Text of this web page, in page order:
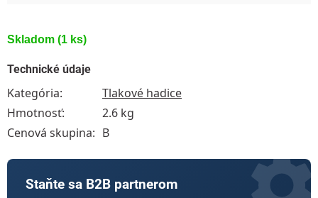
Skladom (1 ks)
Technické údaje
Kategória:
Tlakové hadice
Hmotnosť:
2.6 kg
Cenová skupina: B
Staňte sa B2B partnerom